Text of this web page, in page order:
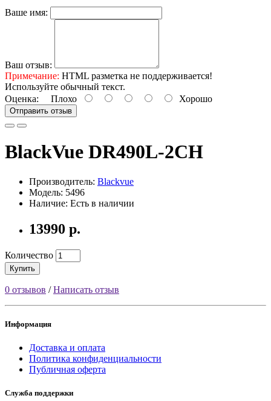
Ваше имя:
Ваш отзыв:
Примечание: HTML разметка не поддерживается!
Используйте обычный текст.
Оценка: Плохо Хорошо
Отправить отзыв
BlackVue DR490L-2CH
Производитель: Blackvue
Модель: 5496
Наличие: Есть в наличии
13990 р.
Количество
Купить
0 отзывов /Написать отзыв
Информация
Доставка и оплата
Политика конфиденциальности
Публичная оферта
Служба поддержки